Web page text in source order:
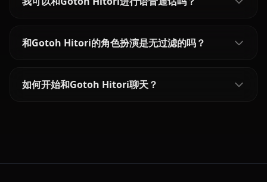
和Gotoh Hitori的角色扮演是无过滤的吗？
如何开始和Gotoh Hitori聊天？